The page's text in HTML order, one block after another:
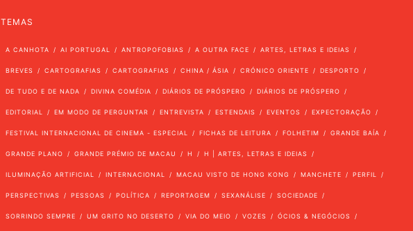
TEMAS
A CANHOTA AI PORTUGAL ANTROPOFOBIAS A OUTRA FACE ARTES, LETRAS E IDEIAS
BREVES CARTOGRAFIAS CARTOGRAFIAS CHINA / ÁSIA CRÓNICO ORIENTE DESPORTO
DE TUDO E DE NADA DIVINA COMÉDIA DIÁRIOS DE PRÓSPERO DIÁRIOS DE PRÓSPERO
EDITORIAL EM MODO DE PERGUNTAR ENTREVISTA ESTENDAIS EVENTOS EXPECTORAÇÃO
FESTIVAL INTERNACIONAL DE CINEMA - ESPECIAL FICHAS DE LEITURA FOLHETIM GRANDE BAÍA
GRANDE PLANO GRANDE PRÉMIO DE MACAU H H | ARTES, LETRAS E IDEIAS
ILUMINAÇÃO ARTIFICIAL INTERNACIONAL MACAU VISTO DE HONG KONG MANCHETE PERFIL
PERSPECTIVAS PESSOAS POLÍTICA REPORTAGEM SEXANÁLISE SOCIEDADE
SORRINDO SEMPRE UM GRITO NO DESERTO VIA DO MEIO VOZES ÓCIOS & NEGÓCIOS